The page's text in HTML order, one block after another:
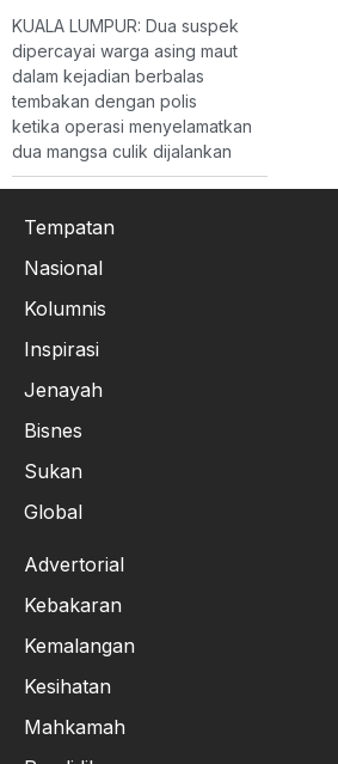
KUALA LUMPUR: Dua suspek
dipercayai warga asing maut
dalam kejadian berbalas
tembakan dengan polis
ketika operasi menyelamatkan
dua mangsa culik dijalankan
Tempatan
Nasional
Kolumnis
Inspirasi
Jenayah
Bisnes
Sukan
Global
Advertorial
Kebakaran
Kemalangan
Kesihatan
Mahkamah